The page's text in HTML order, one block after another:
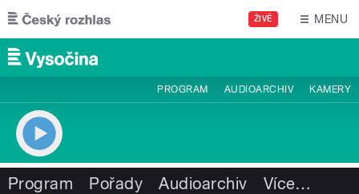
Přejít k hlavnímu obsahu
ŽIVĚ MENU
PROGRAM AUDIOARCHIV KAMERY
Program Pořady Audioarchiv Více…